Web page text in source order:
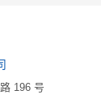
196 号